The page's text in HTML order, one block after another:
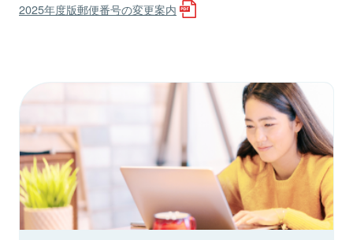
2025年度版郵便番号の変更案内